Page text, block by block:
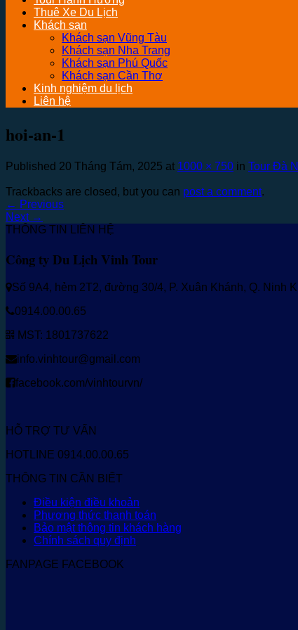
Thuê Xe Du Lịch
Khách sạn
Khách sạn Vũng Tàu
Khách sạn Nha Trang
Khách sạn Phú Quốc
Khách sạn Cần Thơ
Kinh nghiệm du lịch
Liên hệ
hoi-an-1
Published 20 Tháng Tám, 2025 at 1000 × 750 in Tour Đà
Trackbacks are closed, but you can post a comment.
← Previous
Next →
THÔNG TIN LIÊN HỆ
Công ty Du Lịch Vinh Tour
Số 9A4, hẻm 2T2, đường 30/4, P. Xuân Khánh, Q. Ninh
0914.00.00.65
MST: 1801737622
info.vinhtour@gmail.com
facebook.com/vinhtourvn/
HỖ TRỢ TƯ VẤN
HOTLINE 0914.00.00.65
THÔNG TIN CẦN BIẾT
Điều kiện điều khoản
Phương thức thanh toán
Bảo mật thông tin khách hàng
Chính sách quy định
FANPAGE FACEBOOK